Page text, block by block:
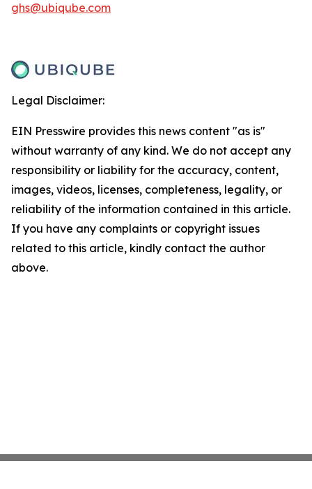
ghs@ubiqube.com
Legal Disclaimer:
EIN Presswire provides this news content "as is"
without warranty of any kind. We do not accept any
responsibility or liability for the accuracy, content,
images, videos, licenses, completeness, legality, or
reliability of the information contained in this article.
If you have any complaints or copyright issues
related to this article, kindly contact the author
above.